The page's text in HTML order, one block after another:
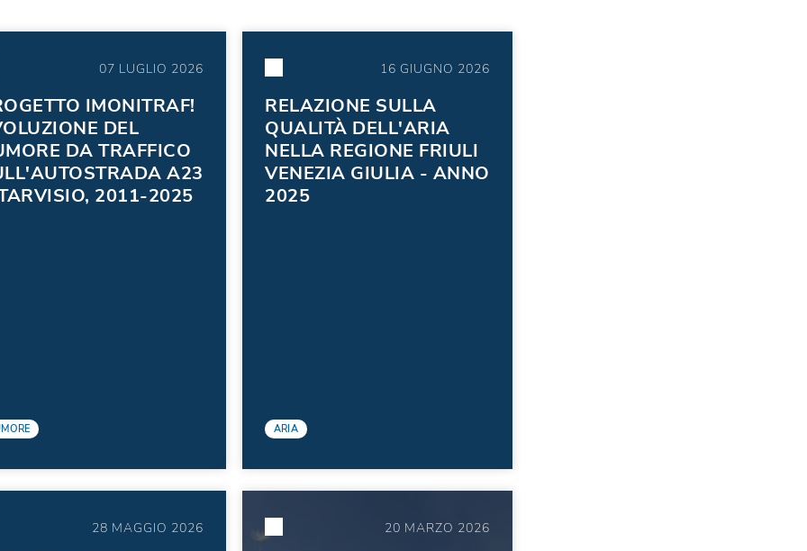
07 LUGLIO 2026
IMONITRAF!
DEL
DA TRAFFICO
A23
2011-2025
16 GIUGNO 2026
RELAZIONE SULLA
QUALITÀ DELL'ARIA
NELLA REGIONE FRIULI
VENEZIA GIULIA - ANNO
2025
ARIA
28 MAGGIO 2026 20 MARZO 2026